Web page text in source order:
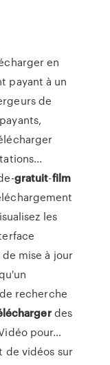
en
payant à un
de
gratuit-film
les
mise à jour
recherche
des
pour…
de vidéos sur